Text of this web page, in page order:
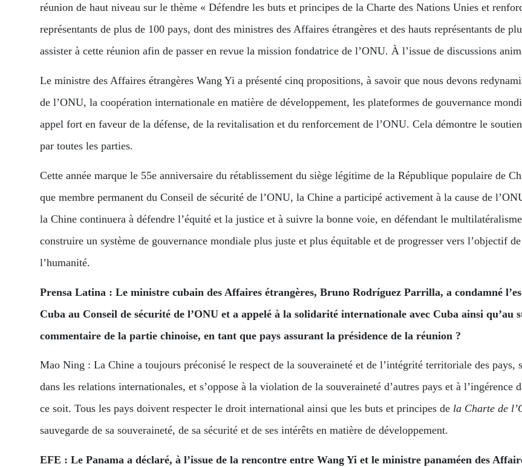
réunion de haut niveau sur le thème « Défendre les buts et principes de la Charte des Nations Unies et
représentants de plus de 100 pays, dont des ministres des Affaires étrangères et des hauts représentants de
assister à cette réunion afin de passer en revue la mission fondatrice de l’ONU. À l’issue de discussions
Le ministre des Affaires étrangères Wang Yi a présenté cinq propositions, à savoir que nous devons
de l’ONU, la coopération internationale en matière de développement, les plateformes de gouvernance
appel fort en faveur de la défense, de la revitalisation et du renforcement de l’ONU. Cela démontre le
par toutes les parties.
Cette année marque le 55e anniversaire du rétablissement du siège légitime de la République populaire de
que membre permanent du Conseil de sécurité de l’ONU, la Chine a participé activement à la cause de
la Chine continuera à défendre l’équité et la justice et à suivre la bonne voie, en défendant le
construire un système de gouvernance mondiale plus juste et plus équitable et de progresser vers l’objectif
l’humanité.
Prensa Latina : Le ministre cubain des Affaires étrangères, Bruno Rodríguez Parrilla, a condamné
Cuba au Conseil de sécurité de l’ONU et a appelé à la solidarité internationale avec Cuba ainsi qu’au
commentaire de la partie chinoise, en tant que pays assurant la présidence de la réunion ?
Mao Ning : La Chine a toujours préconisé le respect de la souveraineté et de l’intégrité territoriale des pays,
dans les relations internationales, et s’oppose à la violation de la souveraineté d’autres pays et à l’ingérence
ce soit. Tous les pays doivent respecter le droit international ainsi que les buts et principes de la Charte de
sauvegarde de sa souveraineté, de sa sécurité et de ses intérêts en matière de développement.
EFE : Le Panama a déclaré, à l’issue de la rencontre entre Wang Yi et le ministre panaméen des